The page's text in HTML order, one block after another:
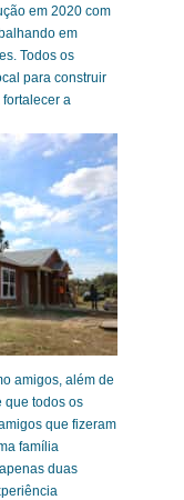
em 2020 com
em
Todos os
para construir
a
amigos, além de
que todos os
que fizeram
família
duas